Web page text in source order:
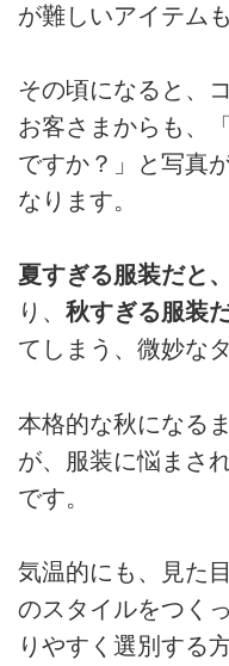
が難しいアイテム
その頃になると、
お客さまからも、
ですか？」と写真
なります。
夏すぎる服装だと
り、 秋すぎる服装
てしまう、微妙な
本格的な秋になる
が、服装に悩まさ
です。
気温的にも、見た
のスタイルをつく
りやすく選別する